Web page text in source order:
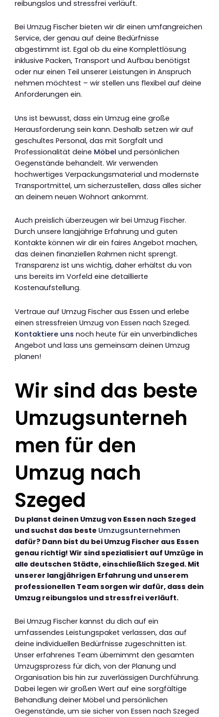
reibungslos und stressfrei verläuft.
Bei Umzug Fischer bieten wir dir einen umfangreichen
Service, der genau auf deine Bedürfnisse
abgestimmt ist. Egal ob du eine Komplettlösung
inklusive Packen, Transport und Aufbau benötigst
oder nur einen Teil unserer Leistungen in Anspruch
nehmen möchtest – wir stellen uns flexibel auf deine
Anforderungen ein.
Uns ist bewusst, dass ein Umzug eine große
Herausforderung sein kann. Deshalb setzen wir auf
geschultes Personal, das mit Sorgfalt und
Professionalität deine Möbel und persönlichen
Gegenstände behandelt. Wir verwenden
hochwertiges Verpackungsmaterial und modernste
Transportmittel, um sicherzustellen, dass alles sicher
an deinem neuen Wohnort ankommt.
Auch preislich überzeugen wir bei Umzug Fischer.
Durch unsere langjährige Erfahrung und guten
Kontakte können wir dir ein faires Angebot machen,
das deinen finanziellen Rahmen nicht sprengt.
Transparenz ist uns wichtig, daher erhältst du von
uns bereits im Vorfeld eine detaillierte
Kostenaufstellung.
Vertraue auf Umzug Fischer aus Essen und erlebe
einen stressfreien Umzug von Essen nach Szeged.
Kontaktiere uns noch heute für ein unverbindliches
Angebot und lass uns gemeinsam deinen Umzug
planen!
Wir sind das beste
Umzugsunterneh
men für den
Umzug nach
Szeged
Du planst deinen Umzug von Essen nach Szeged
und suchst das beste Umzugsunternehmen
dafür? Dann bist du bei Umzug Fischer aus Essen
genau richtig! Wir sind spezialisiert auf Umzüge in
alle deutschen Städte, einschließlich Szeged. Mit
unserer langjährigen Erfahrung und unserem
professionellen Team sorgen wir dafür, dass dein
Umzug reibungslos und stressfrei verläuft.
Bei Umzug Fischer kannst du dich auf ein
umfassendes Leistungspaket verlassen, das auf
deine individuellen Bedürfnisse zugeschnitten ist.
Unser erfahrenes Team übernimmt den gesamten
Umzugsprozess für dich, von der Planung und
Organisation bis hin zur zuverlässigen Durchführung.
Dabei legen wir großen Wert auf eine sorgfältige
Behandlung deiner Möbel und persönlichen
Gegenstände, um sie sicher von Essen nach Szeged